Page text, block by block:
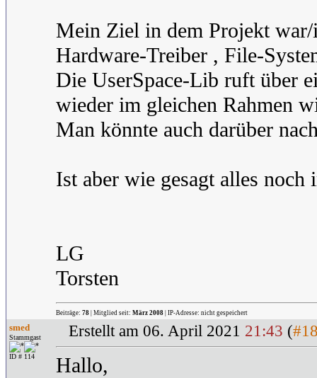
Mein Ziel in dem Projekt
Hardware-Treiber , File-
Die UserSpace-Lib ruft über
wieder im gleichen Rahmen
Man könnte auch darüber
Ist aber wie gesagt alles
LG
Torsten
Beiträge: 78 | Mitglied seit: März 2008 | IP-Adresse: nicht gespeichert
smed
Stammgast
ID # 114
Erstellt am 06. April 2021 21:43 (
Hallo,